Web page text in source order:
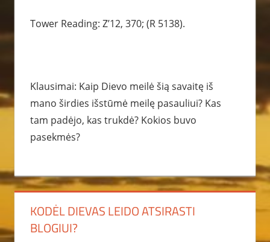
Tower Reading: Z’12, 370; (R 5138).
Klausimai: Kaip Dievo meilė šią savaitę iš
mano širdies išstūmė meilę pasauliui? Kas
tam padėjo, kas trukdė? Kokios buvo
pasekmės?
KODĖL DIEVAS LEIDO ATSIRASTI
BLOGIUI?